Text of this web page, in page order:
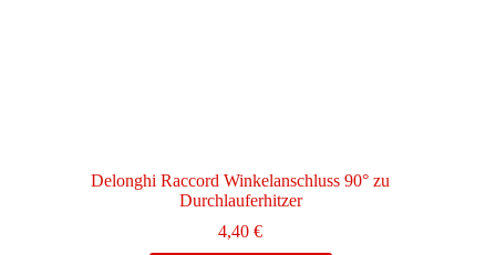
Delonghi Raccord Winkelanschluss 90° zu
Durchlauferhitzer
4,40€